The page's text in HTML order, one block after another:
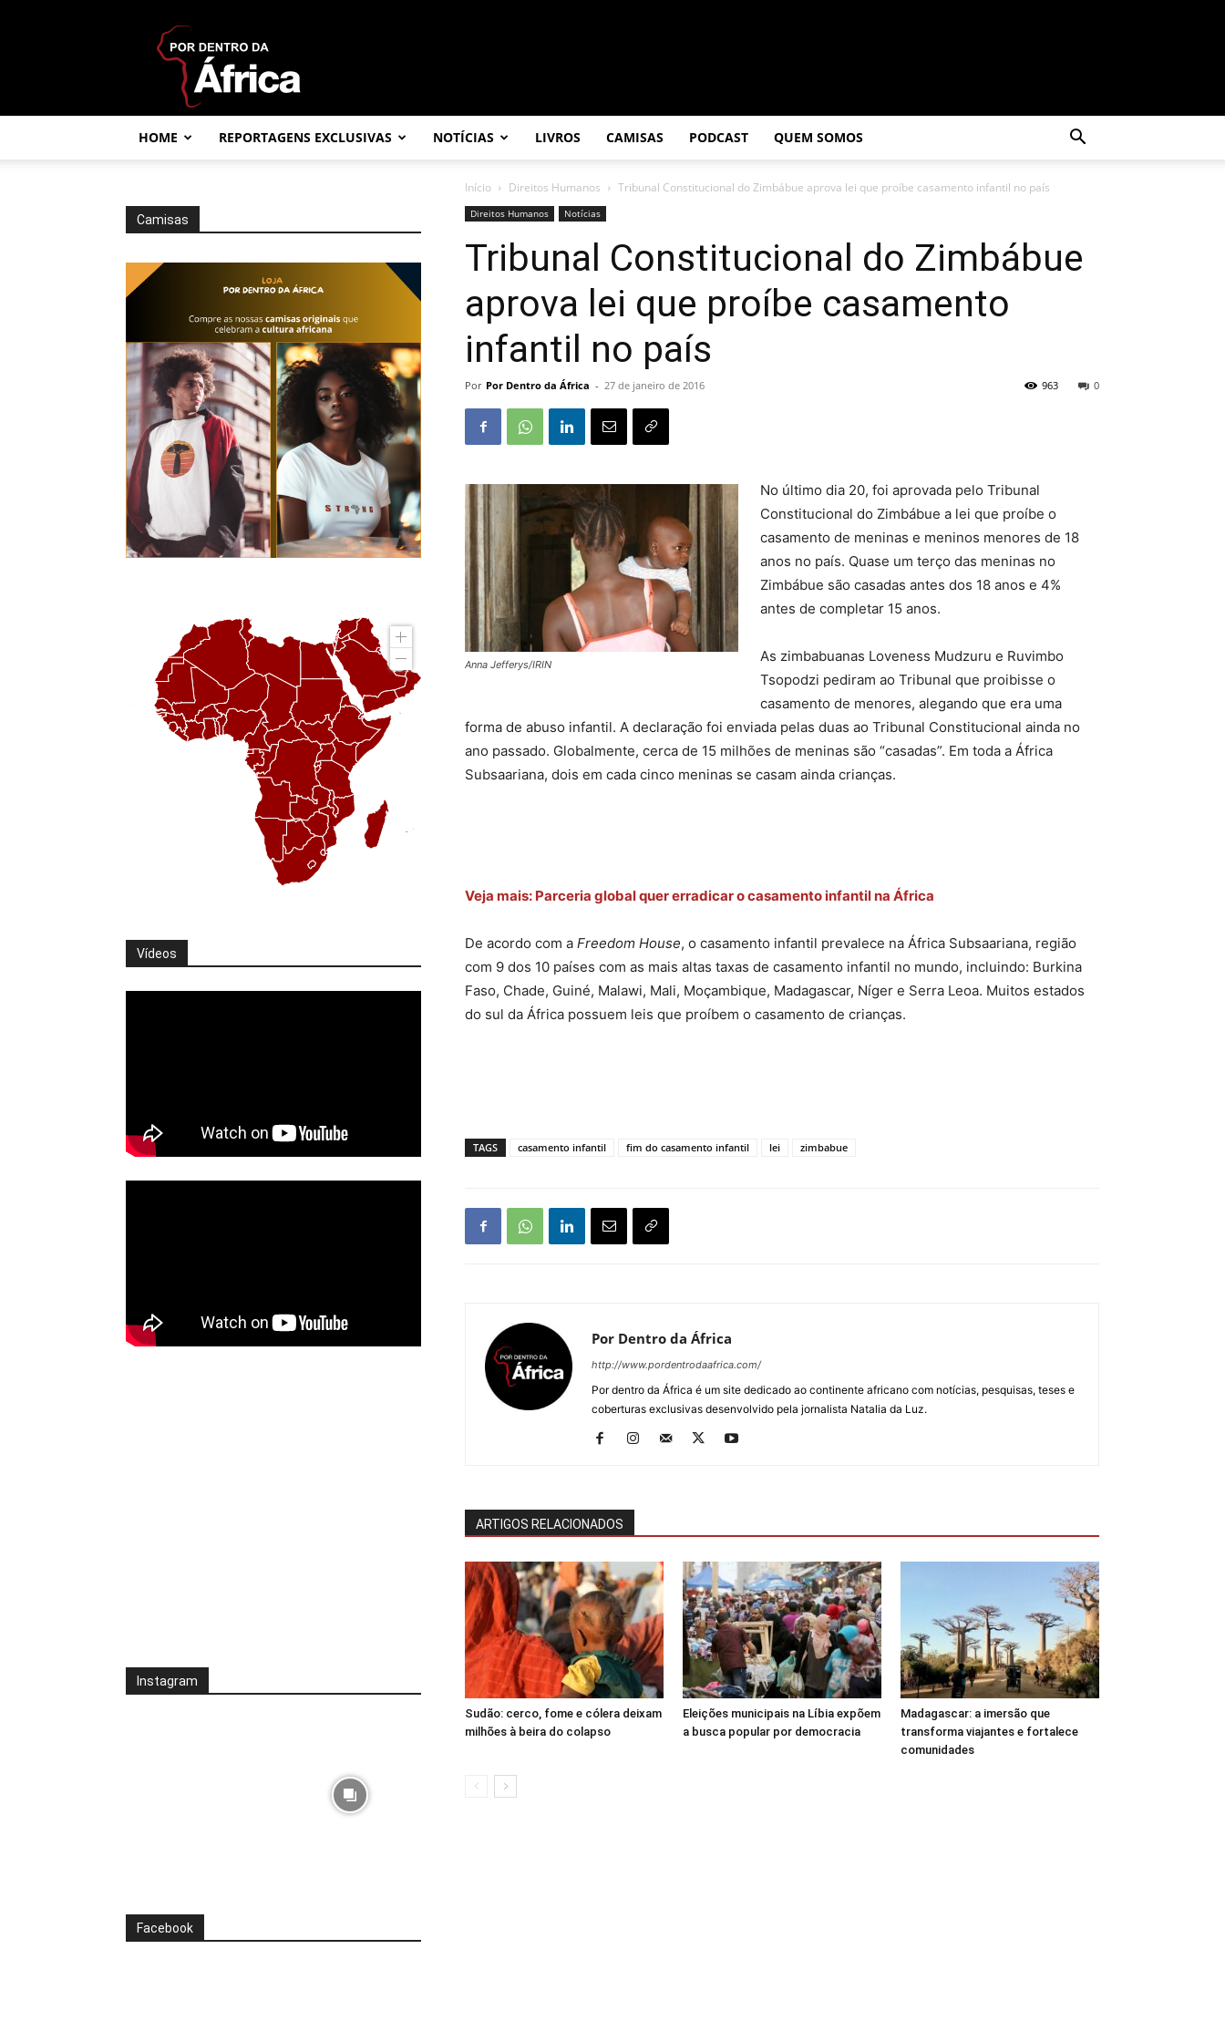
da
África
HOME REPORTAGENS EXCLUSIVAS NOTÍCIAS LIVROS CAMISAS PODCAST QUEM SOMOS
Início Direitos Humanos Tribunal Constitucional do Zimbábue aprova lei que proíbe casamento infantil no país
Direitos Humanos Notícias
Tribunal Constitucional do Zimbábue
aprova lei que proíbe casamento
infantil no país
Por Por Dentro da África - 27 de janeiro de 2016 0
963
Anna Jefferys/IRIN
No último dia 20, foi aprovada pelo Tribunal
Constitucional do Zimbábue a lei que proíbe o
casamento de meninas e meninos menores de 18
anos no país. Quase um terço das meninas no
Zimbábue são casadas antes dos 18 anos e 4%
antes de completar 15 anos.
As zimbabuanas Loveness Mudzuru e Ruvimbo
Tsopodzi pediram ao Tribunal que proibisse o
casamento de menores, alegando que era uma
forma de abuso infantil. A declaração foi enviada pelas duas ao Tribunal Constitucional ainda no
ano passado. Globalmente, cerca de 15 milhões de meninas são “casadas”. Em toda a África
Subsaariana, dois em cada cinco meninas se casam ainda crianças.
Veja mais: Parceria global quer erradicar o casamento infantil na África
De acordo com a Freedom House, o casamento infantil prevalece na África Subsaariana, região
com 9 dos 10 países com as mais altas taxas de casamento infantil no mundo, incluindo: Burkina
Faso, Chade, Guiné, Malawi, Mali, Moçambique, Madagascar, Níger e Serra Leoa. Muitos estados
do sul da África possuem leis que proíbem o casamento de crianças.
TAGS casamento infantil fim do casamento infantil lei zimbabue
Por Dentro da África
http://www.pordentrodaafrica.com/
Por dentro da África é um site dedicado ao continente africano com notícias, pesquisas, teses e
coberturas exclusivas desenvolvido pela jornalista Natalia da Luz.
ARTIGOS RELACIONADOS
Sudão: cerco, fome e cólera deixam
milhões à beira do colapso
Eleições municipais na Líbia expõem
a busca popular por democracia
Madagascar: a imersão que
transforma viajantes e fortalece
comunidades
Camisas
Vídeos
Instagram
Facebook